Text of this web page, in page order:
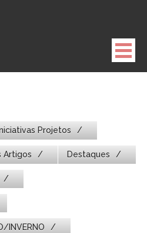
Projetos
Artigos Destaques
INVERNO